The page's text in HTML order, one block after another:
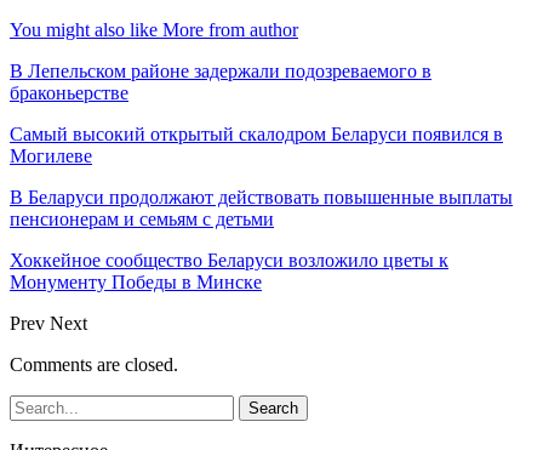
You might also like More from author
В Лепельском районе задержали подозреваемого в
браконьерстве
Самый высокий открытый скалодром Беларуси появился в
Могилеве
В Беларуси продолжают действовать повышенные выплаты
пенсионерам и семьям с детьми
Хоккейное сообщество Беларуси возложило цветы к
Монументу Победы в Минске
Prev Next
Comments are closed.